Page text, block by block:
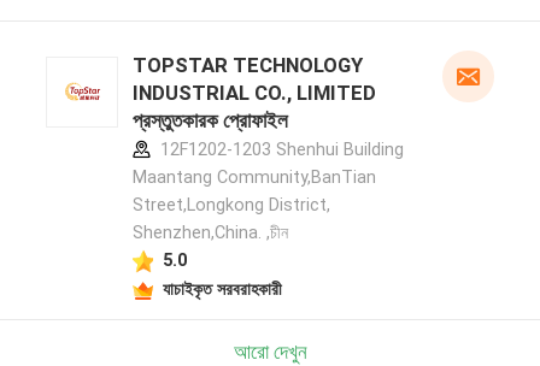
TOPSTAR TECHNOLOGY
INDUSTRIAL CO., LIMITED
প্রস্তুতকারক প্রোফাইল
12F1202-1203 Shenhui Building
Maantang Community,BanTian
Street,Longkong District,
Shenzhen,China. ,চীন
5.0
যাচাইকৃত সরবরাহকারী
আরো দেখুন